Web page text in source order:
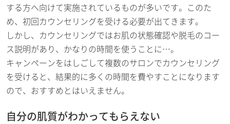
する方へ向けて実施されているものが多いです。このた
め、初回カウンセリングを受ける必要が出てきます。
しかし、カウンセリングではお肌の状態確認や脱毛のコー
ス説明があり、かなりの時間を使うことに…。
キャンペーンをはしごして複数のサロンでカウンセリング
を受けると、結果的に多くの時間を費やすことになります
ので、おすすめとはいえません。
自分の肌質がわかってもらえない